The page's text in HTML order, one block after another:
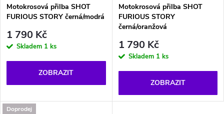
Motokrosová přilba SHOT
FURIOUS STORY černá/modrá
1 790 Kč
Skladem 1 ks
ZOBRAZIT
Motokrosová přilba SHOT
FURIOUS STORY
černá/oranžová
1 790 Kč
Skladem 1 ks
ZOBRAZIT
Doprodej